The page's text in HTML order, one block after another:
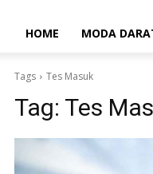
HOME MODA
Tags Tes Masuk
Tag: Tes